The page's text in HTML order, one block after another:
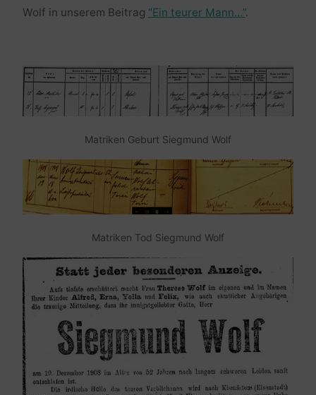
Wolf in unserem Beitrag “Ein teurer Mann…”.
Matriken Geburt Siegmund Wolf
Matriken Tod Siegmund Wolf